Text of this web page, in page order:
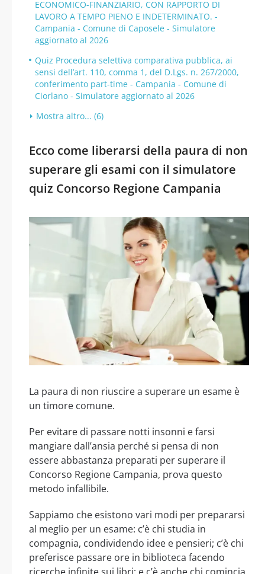
ECONOMICO-FINANZIARIO, CON RAPPORTO DI
LAVORO A TEMPO PIENO E INDETERMINATO. -
Campania - Comune di Caposele - Simulatore
aggiornato al 2026
Quiz Procedura selettiva comparativa pubblica, ai
sensi dell’art. 110, comma 1, del D.Lgs. n. 267/2000,
conferimento part-time - Campania - Comune di
Ciorlano - Simulatore aggiornato al 2026
Mostra altro... (6)
Ecco come liberarsi della paura di non
superare gli esami con il simulatore
quiz Concorso Regione Campania
La paura di non riuscire a superare un esame è
un timore comune.
Per evitare di passare notti insonni e farsi
mangiare dall’ansia perché si pensa di non
essere abbastanza preparati per superare il
Concorso Regione Campania, prova questo
metodo infallibile.
Sappiamo che esistono vari modi per prepararsi
al meglio per un esame: c’è chi studia in
compagnia, condividendo idee e pensieri; c’è chi
preferisce passare ore in biblioteca facendo